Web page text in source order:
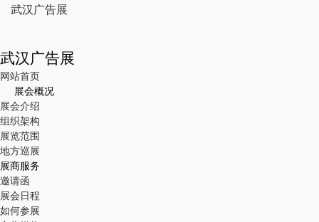
武汉广告展
武汉广告展
网站首页
展会概况
展会介绍
组织架构
展览范围
地方巡展
展商服务
邀请函
展会日程
如何参展